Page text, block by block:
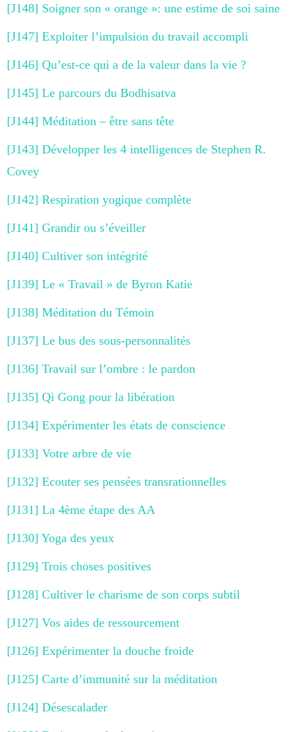
[J148] Soigner son « orange »: une estime de soi saine
[J147] Exploiter l’impulsion du travail accompli
[J146] Qu’est-ce qui a de la valeur dans la vie ?
[J145] Le parcours du Bodhisatva
[J144] Méditation – être sans tête
[J143] Développer les 4 intelligences de Stephen R.
Covey
[J142] Respiration yogique complète
[J141] Grandir ou s’éveiller
[J140] Cultiver son intégrité
[J139] Le « Travail » de Byron Katie
[J138] Méditation du Témoin
[J137] Le bus des sous-personnalités
[J136] Travail sur l’ombre : le pardon
[J135] Qi Gong pour la libération
[J134] Expérimenter les états de conscience
[J133] Votre arbre de vie
[J132] Ecouter ses pensées transrationnelles
[J131] La 4ème étape des AA
[J130] Yoga des yeux
[J129] Trois choses positives
[J128] Cultiver le charisme de son corps subtil
[J127] Vos aides de ressourcement
[J126] Expérimenter la douche froide
[J125] Carte d’immunité sur la méditation
[J124] Désescalader